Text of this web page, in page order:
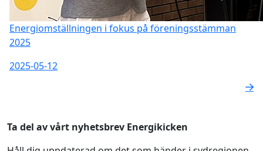
Energiomställningen i fokus på föreningsstämman
2025
2025-05-12
Ta del av vårt nyhetsbrev Energikicken